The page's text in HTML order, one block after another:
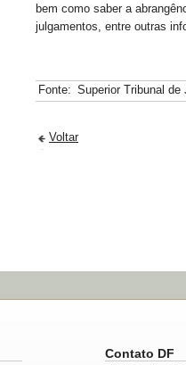
bem como saber a
julgamentos, entre outras
Fonte: Superior Tribunal de
Voltar
Contato DF